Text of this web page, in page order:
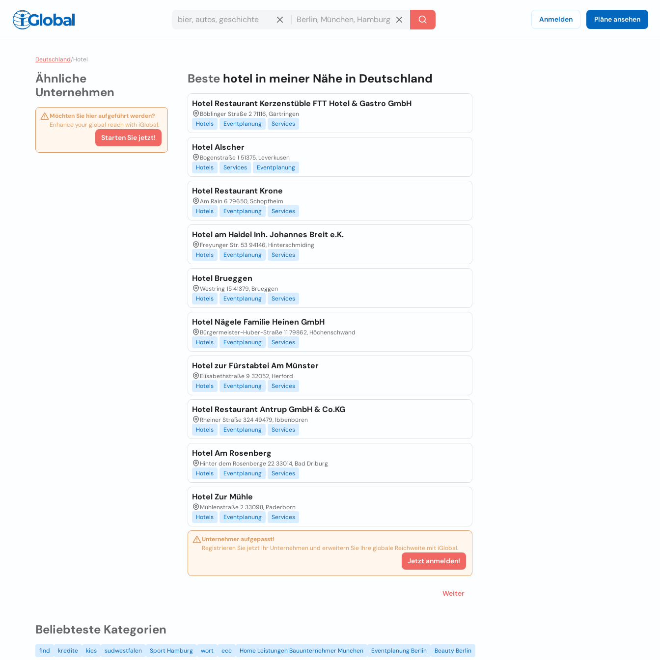
Anmelden Pläne ansehen
Deutschland/Hotel
Ähnliche
Unternehmen
Möchten Sie hier aufgeführt werden?
Enhance your global reach with iGlobal.
Starten Sie jetzt!
Beste hotel in meiner Nähe in Deutschland
Hotel Restaurant Kerzenstüble FTT Hotel & Gastro GmbH
Böblinger Straße 2 71116, Gärtringen
Hotels
Eventplanung Services
Hotel Alscher
Bogenstraße 1 51375, Leverkusen
Hotels
Services Eventplanung
Hotel Restaurant Krone
Am Rain 6 79650, Schopfheim
Hotels
Eventplanung Services
Hotel am Haidel Inh. Johannes Breit e.K.
Freyunger Str. 53 94146, Hinterschmiding
Hotels
Eventplanung Services
Hotel Brueggen
Westring 15 41379, Brueggen
Hotels
Eventplanung Services
Hotel Nägele Familie Heinen GmbH
Bürgermeister-Huber-Straße 11 79862, Höchenschwand
Hotels
Eventplanung Services
Hotel zur Fürstabtei Am Münster
Elisabethstraße 9 32052, Herford
Hotels
Eventplanung Services
Hotel Restaurant Antrup GmbH & Co.KG
Rheiner Straße 324 49479, Ibbenbüren
Hotels
Eventplanung Services
Hotel Am Rosenberg
Hinter dem Rosenberge 22 33014, Bad Driburg
Hotels
Eventplanung Services
Hotel Zur Mühle
Mühlenstraße 2 33098, Paderborn
Hotels
Eventplanung Services
Unternehmer aufgepasst!
Registrieren Sie jetzt Ihr Unternehmen und erweitern Sie Ihre globale Reichweite mit iGlobal.
Jetzt anmelden!
Weiter
Beliebteste Kategorien
find kredite kies sudwestfalen Sport Hamburg wort ecc Home Leistungen Bauunternehmer München Eventplanung Berlin Beauty Berlin